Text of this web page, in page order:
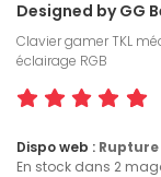
Designed by GG
Clavier gamer TKL
éclairage RGB
Dispo web : Rupture
En stock dans 2